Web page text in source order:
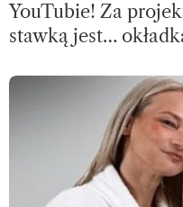
YouTubie! Za
stawką jest…